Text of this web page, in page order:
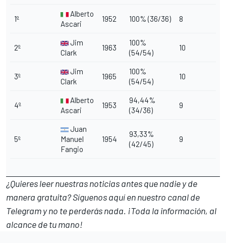
1º
Alberto
Ascari
1952 100% (36/36) 8
2º
Jim
Clark
1963
100%
(54/54)
10
3º
Jim
Clark
1965
100%
(54/54)
10
4º
Alberto
Ascari
1953
94,44%
(34/36)
9
5º
Juan
Manuel
Fangio
1954
93,33%
(42/45)
9
¿Quieres leer nuestras noticias antes que nadie y de
manera gratuita? Síguenosaquí en nuestro canal de
Telegramy no te perderás nada. ¡Toda la información, al
alcance de tu mano!